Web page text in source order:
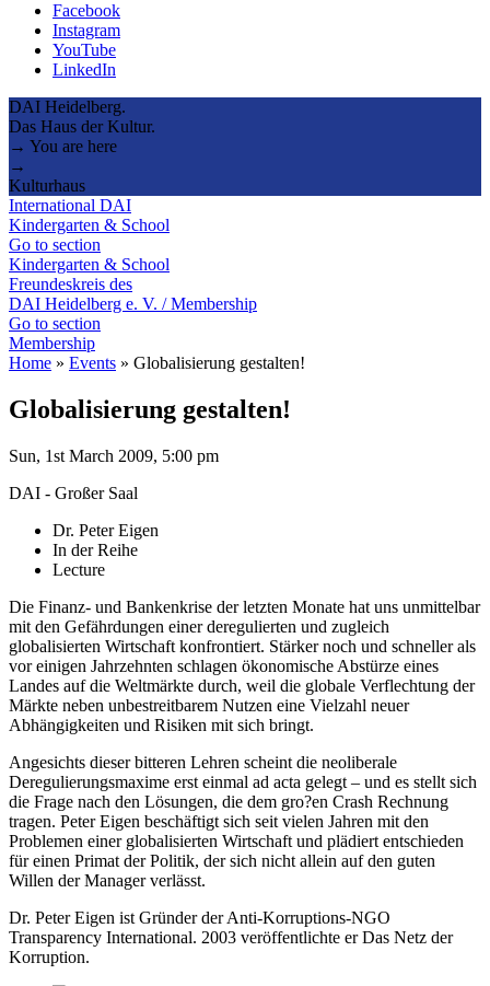
Facebook
Instagram
YouTube
LinkedIn
DAI Heidelberg.
Das Haus der Kultur.
→ You are here
→
Kulturhaus
International DAI
Kindergarten & School
Go to section
Kindergarten & School
Freundeskreis des
DAI Heidelberg e. V. / Membership
Go to section
Membership
Home » Events » Globalisierung gestalten!
Globalisierung gestalten!
Sun, 1st March 2009, 5:00 pm
DAI - Großer Saal
Dr. Peter Eigen
In der Reihe
Lecture
Die Finanz- und Bankenkrise der letzten Monate hat uns unmittelbar
mit den Gefährdungen einer deregulierten und zugleich
globalisierten Wirtschaft konfrontiert. Stärker noch und schneller als
vor einigen Jahrzehnten schlagen ökonomische Abstürze eines
Landes auf die Weltmärkte durch, weil die globale Verflechtung der
Märkte neben unbestreitbarem Nutzen eine Vielzahl neuer
Abhängigkeiten und Risiken mit sich bringt.
Angesichts dieser bitteren Lehren scheint die neoliberale
Deregulierungsmaxime erst einmal ad acta gelegt – und es stellt sich
die Frage nach den Lösungen, die dem gro?en Crash Rechnung
tragen. Peter Eigen beschäftigt sich seit vielen Jahren mit den
Problemen einer globalisierten Wirtschaft und plädiert entschieden
für einen Primat der Politik, der sich nicht allein auf den guten
Willen der Manager verlässt.
Dr. Peter Eigen ist Gründer der Anti-Korruptions-NGO
Transparency International. 2003 veröffentlichte er Das Netz der
Korruption.